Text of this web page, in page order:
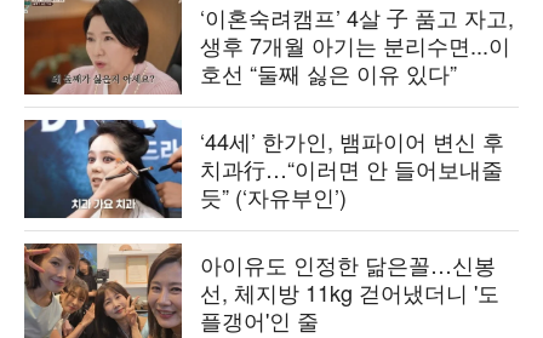
‘이혼숙려캠프’ 4살 子 품고 자고,
생후 7개월 아기는 분리수면...이
호선 “둘째 싫은 이유 있다”
‘44세’ 한가인, 뱀파이어 변신 후
치과行…“이러면 안 들어보내줄
듯” (‘자유부인’)
아이유도 인정한 닮은꼴…신봉
선, 체지방 11kg 걷어냈더니 '도
플갱어'인 줄